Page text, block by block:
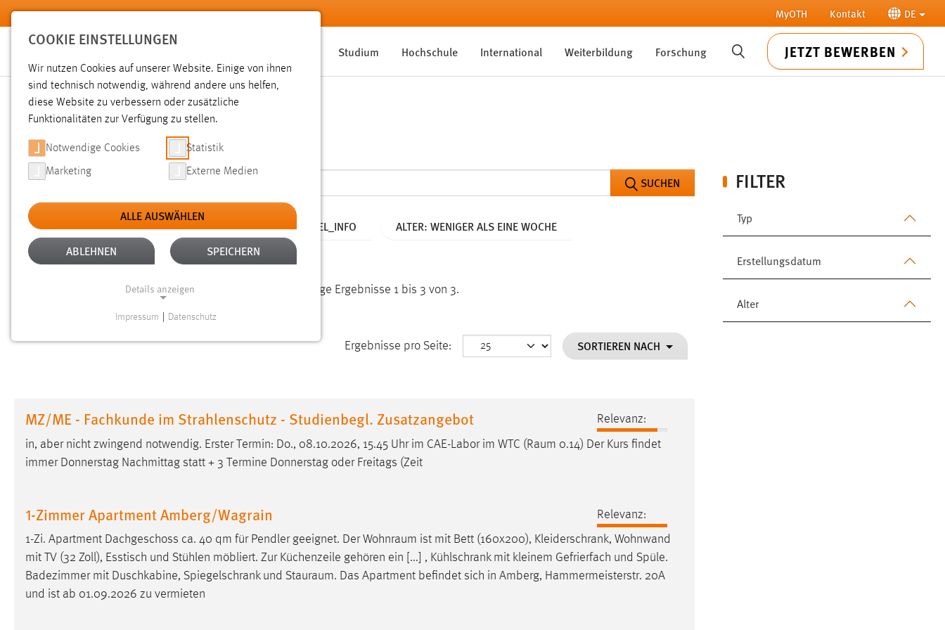
Zum Hauptinhalt springen MyOTH Kontakt DE
Studium Hochschule International Weiterbildung Forschung SUCHE JETZT BEWERBEN
SUCHE
FILTER
Typ
Erstellungsdatum
Alter
SUCHEN
Aktive Filter: TYP: TX_OTHAWORGANIZATION_DOMAIN_MODEL_INFO ALTER: WENIGER ALS EINE WOCHE
ALLE FILTER ENTFERNEN
Es wurden 3 Ergebnisse gefunden. Zeige Ergebnisse 1 bis 3 von 3.
Ergebnisse pro Seite: SORTIEREN NACH
MZ/ME - Fachkunde im Strahlenschutz - Studienbegl. Zusatzangebot
Relevanz:
in, aber nicht zwingend notwendig. Erster Termin: Do., 08.10.2026, 15.45 Uhr im CAE-Labor im WTC (Raum 0.14) Der Kurs findet
immer Donnerstag Nachmittag statt + 3 Termine Donnerstag oder Freitags (Zeit
1-Zimmer Apartment Amberg/Wagrain
Relevanz:
1-Zi. Apartment Dachgeschoss ca. 40 qm für Pendler geeignet. DerWohnraum ist mit Bett (160x200), Kleiderschrank, Wohnwand
mit TV (32 Zoll), Esstisch und Stühlen möbliert. Zur Küchenzeile gehören ein [...] , Kühlschrank mit kleinem Gefrierfach und Spüle.
Badezimmer mit Duschkabine, Spiegelschrank und Stauraum. Das Apartment befindet sich in Amberg, Hammermeisterstr. 20A
und ist ab 01.09.2026 zu vermieten
COOKIE EINSTELLUNGEN
Wir nutzen Cookies auf unserer Website. Einige von ihnen
sind technisch notwendig, während andere uns helfen,
diese Website zu verbessern oder zusätzliche
Funktionalitäten zur Verfügung zu stellen.
Notwendige Cookies Statistik
Marketing Externe Medien
ALLE AUSWÄHLEN
ABLEHNEN SPEICHERN
Details anzeigen
Einverständnis
Name: cookie_consent
Performance
Name: staticfilecache
Impressum Datenschutz